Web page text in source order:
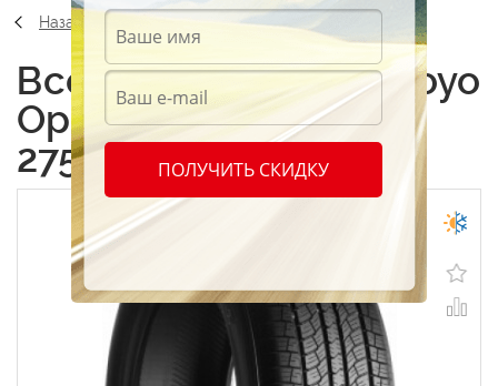
Назад
Всесезонные шины Toyo
Open Country A20
275/55 R20 111S
ПОЛУЧИТЬ СКИДКУ